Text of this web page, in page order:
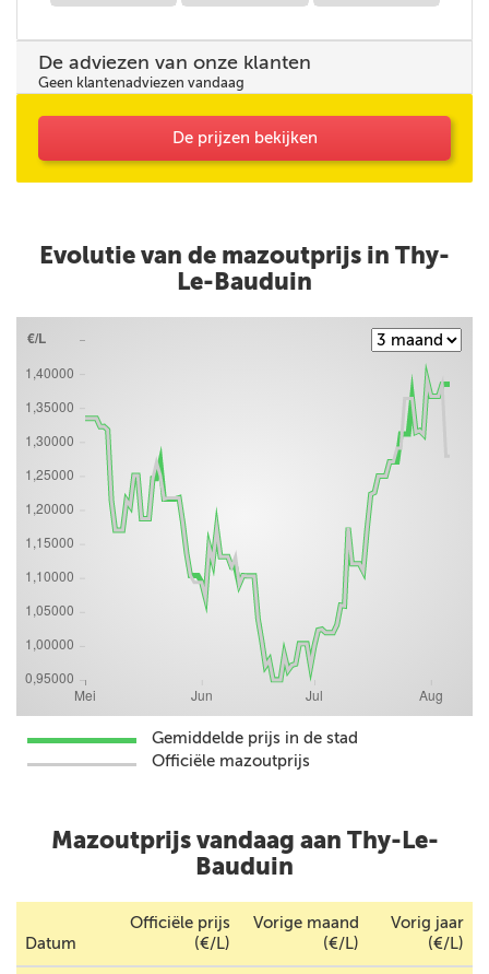
De adviezen van onze klanten
Geen klantenadviezen vandaag
De prijzen bekijken
Evolutie van de mazoutprijs in Thy-
Le-Bauduin
Gemiddelde prijs in de stad
Officiële mazoutprijs
Mazoutprijs vandaag aan Thy-Le-
Bauduin
Datum
Officiële prijs
(€/L)
Vorige maand
(€/L)
Vorig jaar
(€/L)